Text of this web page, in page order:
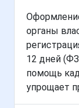
органы
12 дней
помощь
упрощает